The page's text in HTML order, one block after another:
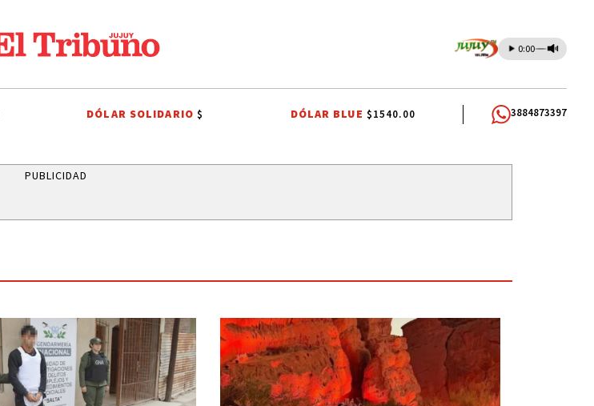
0:00
INTERNA JUSTICIALISTA EL TIEMPO EN JUJUY LA QUIACA JUJUY
DÓLAR SOLIDARIO$ DÓLAR BLUE $1540.00 3884873397
PUBLICIDAD